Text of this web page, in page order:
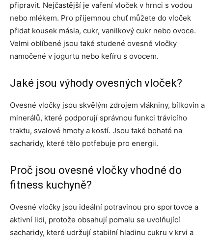
připravit. Nejčastější je vaření vloček v hrnci s vodou
nebo mlékem. Pro příjemnou chuť můžete do vloček
přidat kousek másla, cukr, vanilkový cukr nebo ovoce.
Velmi oblíbené jsou také studené ovesné vločky
namočené v jogurtu nebo kefíru s ovocem.
Jaké jsou výhody ovesných vloček?
Ovesné vločky jsou skvělým zdrojem vlákniny, bílkovin a
minerálů, které podporují správnou funkci trávicího
traktu, svalové hmoty a kostí. Jsou také bohaté na
sacharidy, které tělo potřebuje pro energii.
Proč jsou ovesné vločky vhodné do
fitness kuchyně?
Ovesné vločky jsou ideální potravinou pro sportovce a
aktivní lidi, protože obsahují pomalu se uvolňující
sacharidy, které udržují stabilní hladinu cukru v krvi a